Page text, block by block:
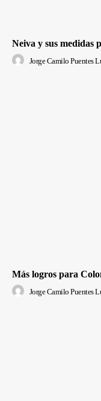
Neiva y sus medidas
Jorge Camilo Puentes
Más logros para
Jorge Camilo Puentes